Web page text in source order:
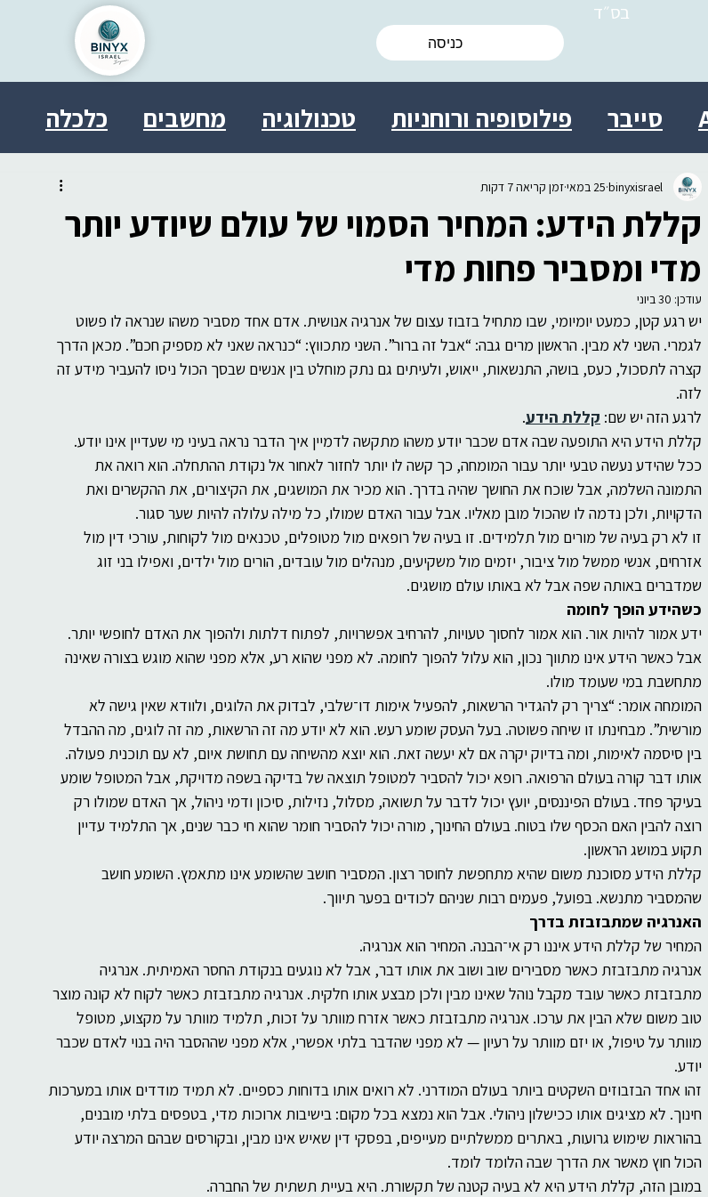
כניסה
בס״ד
סייבר פילוסופיה ורוחניות טכנולוגיה מחשבים כלכלה
מולטידיסציפלינרי פסיכולוגיה
אישי יצירתיות חברה
מידע התנהגותית עסקים מדע משפט SDDE
therasocial
ברסלב
קללת הידע: המחיר הסמוי של עולם שיודע יותר
מדי ומסביר פחות מדי
binyxisrael 25 במאי זמן קריאה 7 דקות
עודכן: 30 ביוני
יש רגע קטן, כמעט יומיומי, שבו מתחיל בזבוז עצום של אנרגיה אנושית. אדם אחד מסביר משהו שנראה לו פשוט
לגמרי. השני לא מבין. הראשון מרים גבה: “אבל זה ברור”. השני מתכווץ: “כנראה שאני לא מספיק חכם”. מכאן הדרך
קצרה לתסכול, כעס, בושה, התנשאות, ייאוש, ולעיתים גם נתק מוחלט בין אנשים שבסך הכול ניסו להעביר מידע זה
לזה.
לרגע הזה יש שם: קללת הידע.
קללת הידע היא התופעה שבה אדם שכבר יודע משהו מתקשה לדמיין איך הדבר נראה בעיני מי שעדיין אינו יודע.
ככל שהידע נעשה טבעי יותר עבור המומחה, כך קשה לו יותר לחזור לאחור אל נקודת ההתחלה. הוא רואה את
התמונה השלמה, אבל שוכח את החושך שהיה בדרך. הוא מכיר את המושגים, את הקיצורים, את ההקשרים ואת
הדקויות, ולכן נדמה לו שהכול מובן מאליו. אבל עבור האדם שמולו, כל מילה עלולה להיות שער סגור.
זו לא רק בעיה של מורים מול תלמידים. זו בעיה של רופאים מול מטופלים, טכנאים מול לקוחות, עורכי דין מול
אזרחים, אנשי ממשל מול ציבור, יזמים מול משקיעים, מנהלים מול עובדים, הורים מול ילדים, ואפילו בני זוג
שמדברים באותה שפה אבל לא באותו עולם מושגים.
כשהידע הופך לחומה
ידע אמור להיות אור. הוא אמור לחסוך טעויות, להרחיב אפשרויות, לפתוח דלתות ולהפוך את האדם לחופשי יותר.
אבל כאשר הידע אינו מתווך נכון, הוא עלול להפוך לחומה. לא מפני שהוא רע, אלא מפני שהוא מוגש בצורה שאינה
מתחשבת במי שעומד מולו.
המומחה אומר: “צריך רק להגדיר הרשאות, להפעיל אימות דו־שלבי, לבדוק את הלוגים, ולוודא שאין גישה לא
מורשית”. מבחינתו זו שיחה פשוטה. בעל העסק שומע רעש. הוא לא יודע מה זה הרשאות, מה זה לוגים, מה ההבדל
בין סיסמה לאימות, ומה בדיוק יקרה אם לא יעשה זאת. הוא יוצא מהשיחה עם תחושת איום, לא עם תוכנית פעולה.
אותו דבר קורה בעולם הרפואה. רופא יכול להסביר למטופל תוצאה של בדיקה בשפה מדויקת, אבל המטופל שומע
בעיקר פחד. בעולם הפיננסים, יועץ יכול לדבר על תשואה, מסלול, נזילות, סיכון ודמי ניהול, אך האדם שמולו רק
רוצה להבין האם הכסף שלו בטוח. בעולם החינוך, מורה יכול להסביר חומר שהוא חי כבר שנים, אך התלמיד עדיין
תקוע במושג הראשון.
קללת הידע מסוכנת משום שהיא מתחפשת לחוסר רצון. המסביר חושב שהשומע אינו מתאמץ. השומע חושב
שהמסביר מתנשא. בפועל, פעמים רבות שניהם לכודים בפער תיווך.
האנרגיה שמתבזבזת בדרך
המחיר של קללת הידע איננו רק אי־הבנה. המחיר הוא אנרגיה.
אנרגיה מתבזבזת כאשר מסבירים שוב ושוב את אותו דבר, אבל לא נוגעים בנקודת החסר האמיתית. אנרגיה
מתבזבזת כאשר עובד מקבל נוהל שאינו מבין ולכן מבצע אותו חלקית. אנרגיה מתבזבזת כאשר לקוח לא קונה מוצר
טוב משום שלא הבין את ערכו. אנרגיה מתבזבזת כאשר אזרח מוותר על זכות, תלמיד מוותר על מקצוע, מטופל
מוותר על טיפול, או יזם מוותר על רעיון — לא מפני שהדבר בלתי אפשרי, אלא מפני שההסבר היה בנוי לאדם שכבר
יודע.
זהו אחד הבזבוזים השקטים ביותר בעולם המודרני. לא רואים אותו בדוחות כספיים. לא תמיד מודדים אותו במערכות
חינוך. לא מציגים אותו ככישלון ניהולי. אבל הוא נמצא בכל מקום: בישיבות ארוכות מדי, בטפסים בלתי מובנים,
בהוראות שימוש גרועות, באתרים ממשלתיים מעייפים, בפסקי דין שאיש אינו מבין, ובקורסים שבהם המרצה יודע
הכול חוץ מאשר את הדרך שבה הלומד לומד.
במובן הזה, קללת הידע היא לא בעיה קטנה של תקשורת. היא בעיית תשתית של החברה.